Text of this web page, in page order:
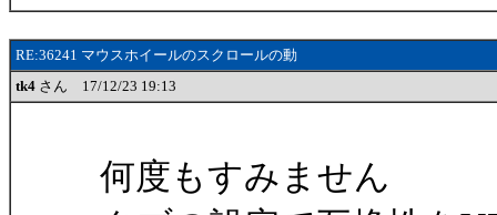
RE:36241 マウスホイールのスクロールの動
tk4 さん 17/12/23 19:13
何度もすみません